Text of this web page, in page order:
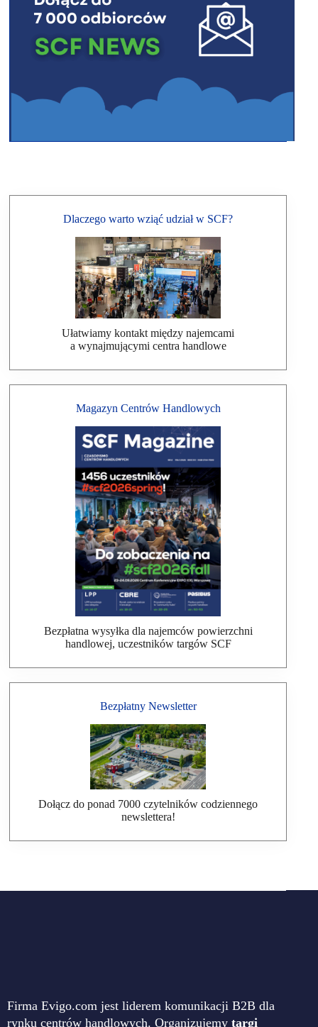
Dlaczego warto wziąć udział w SCF?
Ułatwiamy kontakt między najemcami
a wynajmującymi centra handlowe
Magazyn Centrów Handlowych
Bezpłatna wysyłka dla najemców powierzchni
handlowej, uczestników targów SCF
Bezpłatny Newsletter
Dołącz do ponad 7000 czytelników codziennego
newslettera!
Firma Evigo.com jest liderem komunikacji B2B dla
rynku centrów handlowych. Organizujemy targi